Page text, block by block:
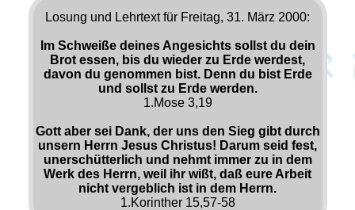
Losung und Lehrtext für Freitag, 31. März 2000:
Im Schweiße deines Angesichts sollst du dein
Brot essen, bis du wieder zu Erde werdest,
davon du genommen bist. Denn du bist Erde
und sollst zu Erde werden.
1.Mose 3,19
Gott aber sei Dank, der uns den Sieg gibt durch
unsern Herrn Jesus Christus! Darum seid fest,
unerschütterlich und nehmt immer zu in dem
Werk des Herrn, weil ihr wißt, daß eure Arbeit
nicht vergeblich ist in dem Herrn.
1.Korinther 15,57-58